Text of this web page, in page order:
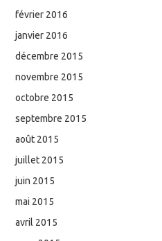
février 2016
janvier 2016
décembre 2015
novembre 2015
octobre 2015
septembre 2015
août 2015
juillet 2015
juin 2015
mai 2015
avril 2015